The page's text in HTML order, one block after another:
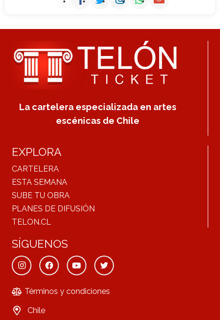
La cartelera especializada en artes
escénicas de Chile
EXPLORA
CARTELERA
ESTA SEMANA
SUBE TU OBRA
PLANES DE DIFUSIÓN
TELON.CL
SÍGUENOS
Términos y condiciones
Chile